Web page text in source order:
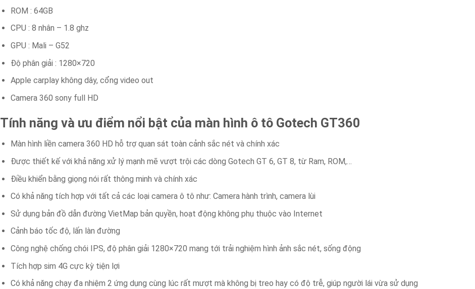
ROM : 64GB
CPU : 8 nhân – 1.8 ghz
GPU : Mali – G52
Độ phân giải : 1280×720
Apple carplay không dây, cổng video out
Camera 360 sony full HD
Tính năng và ưu điểm nổi bật của màn hình ô tô Gotech GT360
Màn hình liền camera 360 HD hỗ trợ quan sát toàn cảnh sắc nét và chính xác
Được thiết kế với khả năng xử lý mạnh mẽ vượt trội các dòng Gotech GT 6, GT 8, từ Ram, ROM,…
Điều khiển bằng giọng nói rất thông minh và chính xác
Có khả năng tích hợp với tất cả các loại camera ô tô như: Camera hành trình, camera lùi
Sử dụng bản đồ dẫn đường VietMap bản quyền, hoạt động không phụ thuộc vào Internet
Cảnh báo tốc độ, lấn làn đường
Công nghệ chống chói IPS, độ phân giải 1280×720 mang tới trải nghiệm hình ảnh sắc nét, sống động
Tích hợp sim 4G cực kỳ tiện lợi
Có khả năng chạy đa nhiệm 2 ứng dụng cùng lúc rất mượt mà không bị treo hay có độ trễ, giúp người lái vừa sử dụng